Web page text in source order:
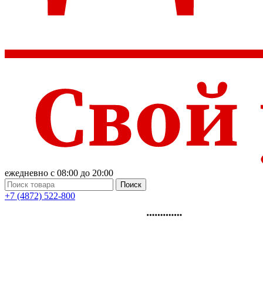
ежедневно с 08:00 до 20:00
Поиск
+7 (4872) 522-800